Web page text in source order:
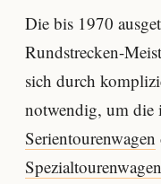
Die bis 1970
Rundstrecken-
sich durch
notwendig, um die
Serientourenwagen
Spezialtourenwagen